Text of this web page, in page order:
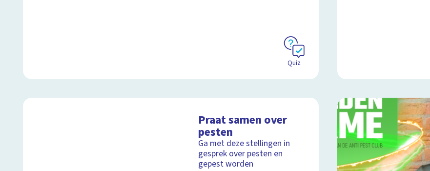
Quiz
Praat samen over
pesten
Ga met deze stellingen in
gesprek over pesten en
gepest worden